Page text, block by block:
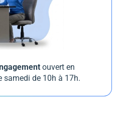
ouvert en
samedi de 10h à 17h.